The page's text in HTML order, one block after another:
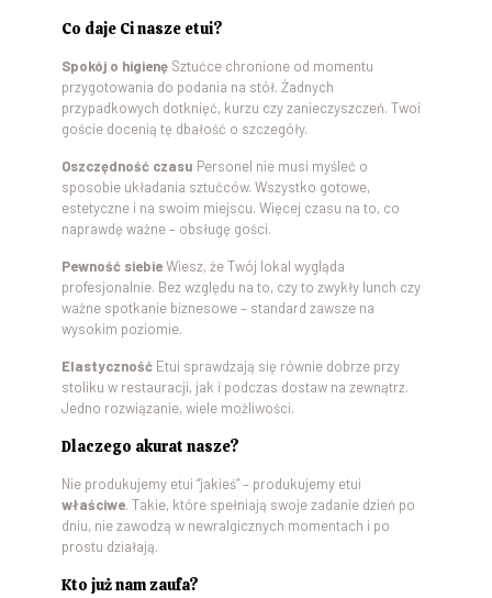
Co daje Ci nasze etui?
Spokój o higienę Sztućce chronione od momentu
przygotowania do podania na stół. Żadnych
przypadkowych dotknięć, kurzu czy zanieczyszczeń. Twoi
goście docenią tę dbałość o szczegóły.
Oszczędność czasu Personel nie musi myśleć o
sposobie układania sztućców. Wszystko gotowe,
estetyczne i na swoim miejscu. Więcej czasu na to, co
naprawdę ważne – obsługę gości.
Pewność siebieWiesz, że Twój lokal wygląda
profesjonalnie. Bez względu na to, czy to zwykły lunch czy
ważne spotkanie biznesowe – standard zawsze na
wysokim poziomie.
Elastyczność Etui sprawdzają się równie dobrze przy
stoliku w restauracji, jak i podczas dostaw na zewnątrz.
Jedno rozwiązanie, wiele możliwości.
Dlaczego akurat nasze?
Nie produkujemy etui “jakieś” – produkujemy etui
właściwe. Takie, które spełniają swoje zadanie dzień po
dniu, nie zawodzą w newralgicznych momentach i po
prostu działają.
Kto już nam zaufa?